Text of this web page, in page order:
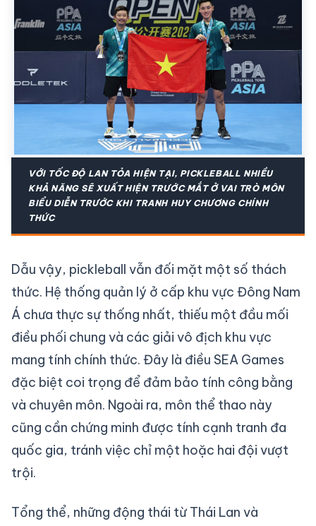
VỚI TỐC ĐỘ LAN TỎA HIỆN TẠI, PICKLEBALL NHIỀU
KHẢ NĂNG SẼ XUẤT HIỆN TRƯỚC MẮT Ở VAI TRÒ MÔN
BIỂU DIỄN TRƯỚC KHI TRANH HUY CHƯƠNG CHÍNH
THỨC
Dẫu vậy, pickleball vẫn đối mặt một số thách
thức. Hệ thống quản lý ở cấp khu vực Đông Nam
Á chưa thực sự thống nhất, thiếu một đầu mối
điều phối chung và các giải vô địch khu vực
mang tính chính thức. Đây là điều SEA Games
đặc biệt coi trọng để đảm bảo tính công bằng
và chuyên môn. Ngoài ra, môn thể thao này
cũng cần chứng minh được tính cạnh tranh đa
quốc gia, tránh việc chỉ một hoặc hai đội vượt
trội.
Tổng thể, những động thái từ Thái Lan và